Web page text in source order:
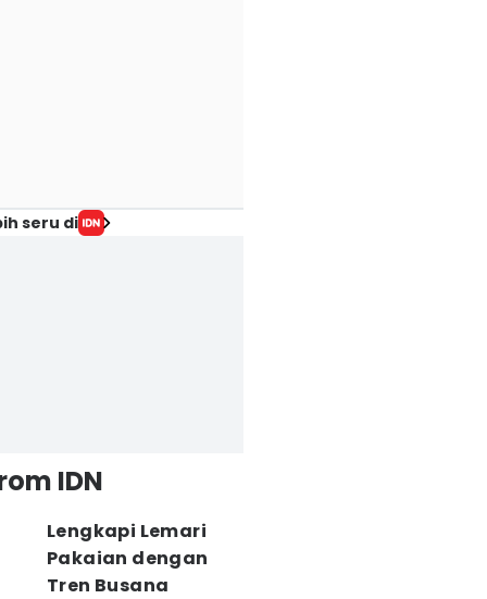
seru di
IDN
Lengkapi Lemari
Pakaian dengan
Tren Busana